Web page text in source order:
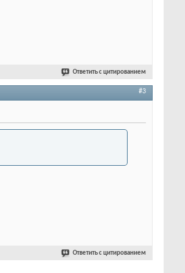
Ответить с цитированием
#3
Ответить с цитированием